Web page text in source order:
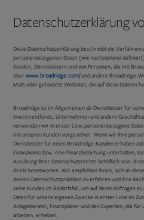
Datenschutzerklärung
Diese Datenschutzerklärung beschreibt die
personenbezogenen Daten (wie nachstehend
Kunden, Dienstleistern und von Personen, die mit
überwww.broadridge.com/Opens
in
und andere Broadridge-
Mails oder gehostete Websites, die auf diese
Broadridge ist im Allgemeinen als Dienstleister für
Investmentfonds, Unternehmen und andere
verwenden wir in erster Linie personenbezogene
mit unseren Kunden vorgesehen. Wenn wir Ihre
Dienstleister für einen Broadridge-Kunden erhoben
Finanzkonto bzw. eine Finanzbeziehung unterhalten,
Ausübung Ihrer Datenschutzrechte behilflich sein.
direkt beantworten. Wir empfehlen Ihnen, sich an
dessen Datenschutzpraktiken zu erfahren und Ihre
seine Kunden im Bedarfsfall, um auf derlei Anfragen
Daten für unsere eigenen Zwecke in erster Linie im
Anlageberater, Finanzplaner und den Experten, die
arbeiten, erheben.